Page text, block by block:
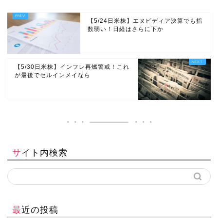
【5/24日米株】エヌビディア決算でも指
数弱い！日経はさらに下か
【5/30日米株】インフレ再燃警戒！これ
が最後でセルインメイなら
サイト内検索
最近の投稿